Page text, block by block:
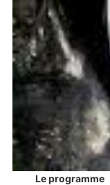
Le programme